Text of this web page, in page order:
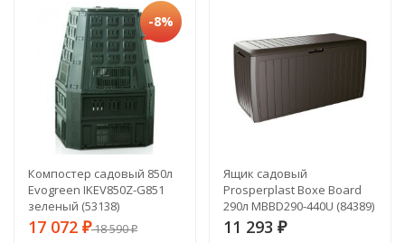
-8%
Компостер садовый 850л
Evogreen IKEV850Z-G851
зеленый (53138)
17 072 ₽18 590₽
Ящик садовый
Prosperplast Boxe Board
290л MBBD290-440U (84389)
11 293 ₽